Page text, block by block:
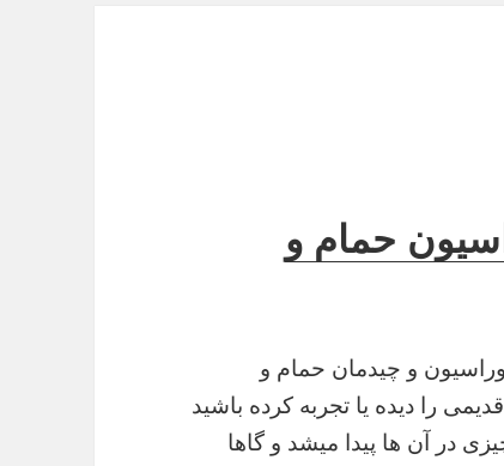
حمام و
و چیدمان حمام و
را دیده یا تجربه کرده باشید
در آن ها پیدا میشد و گاها